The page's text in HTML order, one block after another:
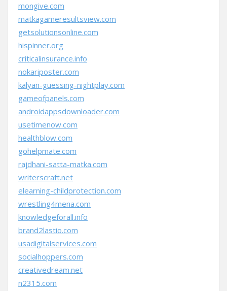
mongive.com
matkagameresultsview.com
getsolutionsonline.com
hispinner.org
criticalinsurance.info
nokariposter.com
kalyan-guessing-nightplay.com
gameofpanels.com
androidappsdownloader.com
usetimenow.com
healthblow.com
gohelpmate.com
rajdhani-satta-matka.com
writerscraft.net
elearning-childprotection.com
wrestling4mena.com
knowledgeforall.info
brand2lastio.com
usadigitalservices.com
socialhoppers.com
creativedream.net
n2315.com